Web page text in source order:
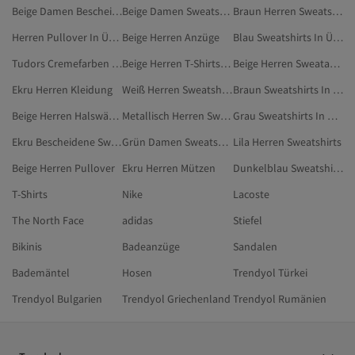
Beige Damen Bescheidene Sweatshirts
Beige Damen Sweatshirts
Braun Herren Sweatshirts
Herren Pullover In Übergröße Beige Herren Anzüge
Blau Sweatshirts In Übergröße
Tudors Cremefarben Sweatshirts
Beige Herren T-Shirts In Übergröße
Beige Herren Sweatanzug-Sets In Übergröße
Ekru Herren Kleidung
Weiß Herren Sweatshirts
Braun Sweatshirts In Übergröße
Beige Herren Halswärmer
Metallisch Herren Sweatshirts
Grau Sweatshirts In Übergröße
Ekru Bescheidene Sweatshirts
Grün Damen Sweatshirts In Übergröße Lila Herren Sweatshirts
Beige Herren Pullover Ekru Herren Mützen
Dunkelblau Sweatshirts In Übergröße
T-Shirts
Nike
Lacoste
The North Face
adidas
Stiefel
Bikinis
Badeanzüge
Sandalen
Bademäntel
Hosen
Trendyol Türkei
Trendyol Bulgarien
Trendyol Griechenland Trendyol Rumänien